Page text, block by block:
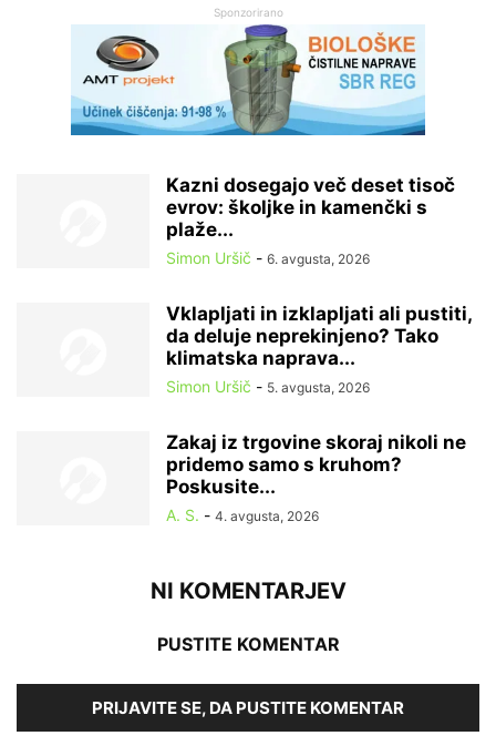
Sponzorirano
Kazni dosegajo več deset tisoč
evrov: školjke in kamenčki s
plaže...
Simon Uršič - 6. avgusta, 2026
Vklapljati in izklapljati ali pustiti,
da deluje neprekinjeno? Tako
klimatska naprava...
Simon Uršič - 5. avgusta, 2026
Zakaj iz trgovine skoraj nikoli ne
pridemo samo s kruhom?
Poskusite...
A. S. - 4. avgusta, 2026
NI KOMENTARJEV
PUSTITE KOMENTAR
PRIJAVITE SE, DA PUSTITE KOMENTAR